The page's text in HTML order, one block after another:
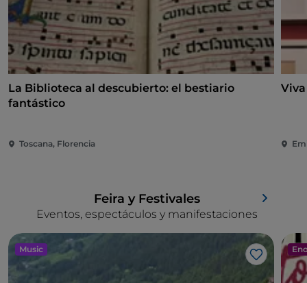
La Biblioteca al descubierto: el bestiario
fantástico
Toscana, Florencia
Eventos, espectáculos y manifestaciones
Feira y Festivales
Music
Me gusta